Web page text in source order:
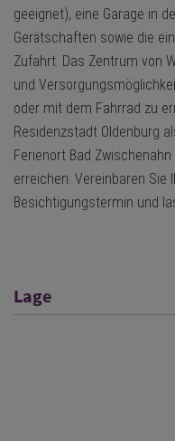
geeignet), eine Garage in
Gerätschaften sowie die
Zufahrt. Das Zentrum von
und
oder mit dem Fahrrad zu
Residenzstadt Oldenburg
Ferienort Bad
erreichen. Vereinbaren Sie
Besichtigungstermin und
Lage